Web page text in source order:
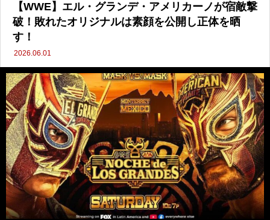
【WWE】エル・グランデ・アメリカーノが宿敵撃
破！敗れたオリジナルは素顔を公開し正体を晒
す！
2026.06.01